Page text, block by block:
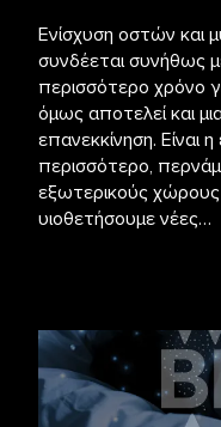
Ενίσχυση οστών και
συνδέεται συνήθως
περισσότερο χρόνο
όμως αποτελεί και
επανεκκίνηση. Είναι
περισσότερο,
εξωτερικούς
υιοθετήσουμε νέες…